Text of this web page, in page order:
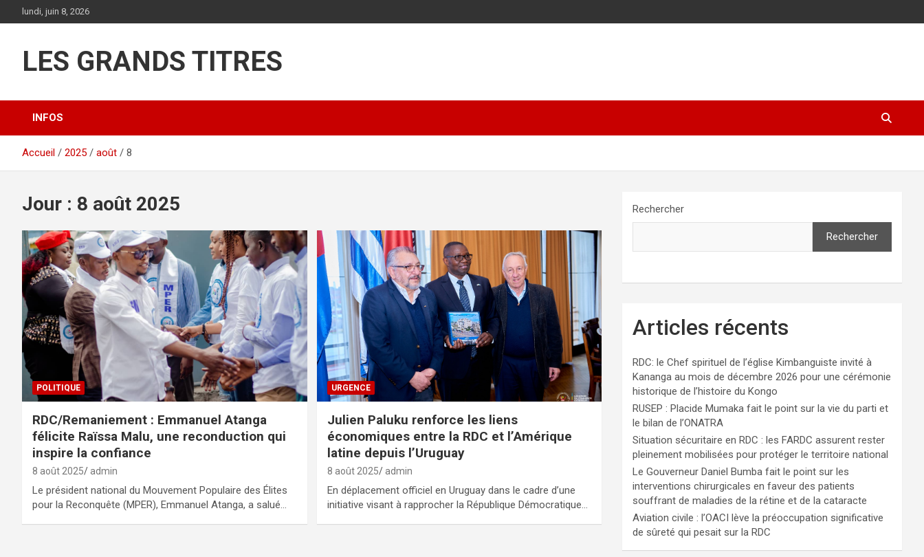
au
lundi, juin 8, 2026
LES GRANDS TITRES
INFOS
Accueil 2025 août 8
Jour : 8 août 2025
POLITIQUE
RDC/Remaniement : Emmanuel Atanga
félicite Raïssa Malu, une reconduction qui
inspire la confiance
8 août 2025 admin
Le président national du Mouvement Populaire des Élites
pour la Reconquête (MPER), Emmanuel Atanga, a salué…
URGENCE
Julien Paluku renforce les liens
économiques entre la RDC et l’Amérique
latine depuis l’Uruguay
8 août 2025 admin
En déplacement officiel en Uruguay dans le cadre d’une
initiative visant à rapprocher la République Démocratique…
Rechercher
Rechercher
Articles récents
RDC: le Chef spirituel de l’église Kimbanguiste invité à
Kananga au mois de décembre 2026 pour une cérémonie
historique de l’histoire du Kongo
RUSEP : Placide Mumaka fait le point sur la vie du parti et
le bilan de l’ONATRA
Situation sécuritaire en RDC : les FARDC assurent rester
pleinement mobilisées pour protéger le territoire national
Le Gouverneur Daniel Bumba fait le point sur les
interventions chirurgicales en faveur des patients
souffrant de maladies de la rétine et de la cataracte
Aviation civile : l’OACI lève la préoccupation significative
de sûreté qui pesait sur la RDC